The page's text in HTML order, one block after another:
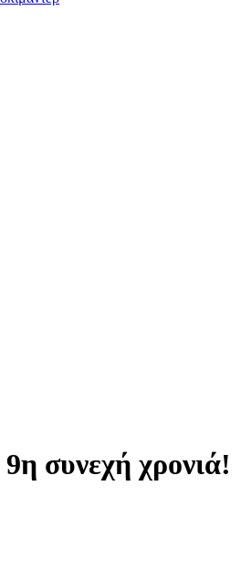
συνεχή χρονιά!